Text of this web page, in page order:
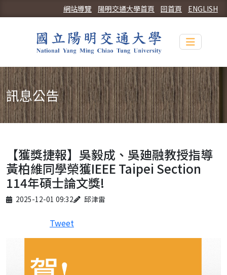
ENGLISH
回首頁
陽明交通大學首頁
網站導覽
Toggle
訊息公告
【獲獎捷報】吳毅成、吳廸融教授指導
黃柏維同學榮獲IEEE Taipei Section
114年碩士論文獎!
Published on
2025-12-01 09:32
Author 邱津雷
Tweet